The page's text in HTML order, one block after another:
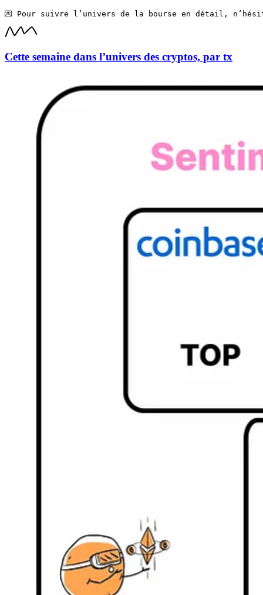
💌 Pour suivre l’univers de la bourse en détail,
Cette semaine dans l’univers des cryptos, par tx